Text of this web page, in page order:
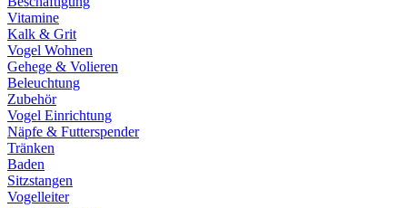
Vitamine
Kalk & Grit
Vogel Wohnen
Gehege & Volieren
Beleuchtung
Zubehör
Vogel Einrichtung
Näpfe & Futterspender
Tränken
Baden
Sitzstangen
Vogelleiter